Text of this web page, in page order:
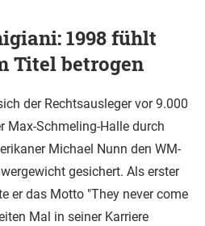
1998 fühlt
Titel betrogen
der Rechtsausleger vor 9.000
Max-Schmeling-Halle durch
Michael Nunn den WM-
gesichert. Als erster
er das Motto "They never come
Mal in seiner Karriere